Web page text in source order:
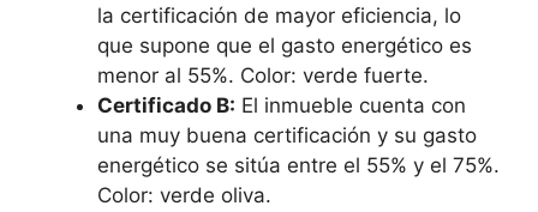
la certificación de mayor eficiencia, lo
que supone que el gasto energético es
menor al 55%. Color: verde fuerte.
Certificado B: El inmueble cuenta con
una muy buena certificación y su gasto
energético se sitúa entre el 55% y el 75%.
Color: verde oliva.